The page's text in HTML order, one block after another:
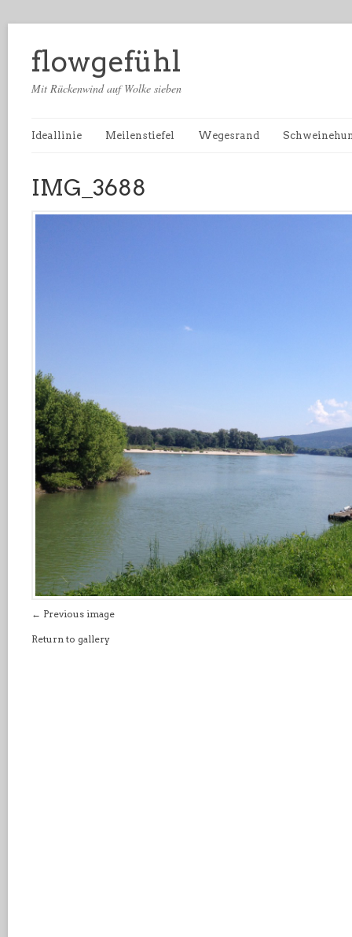
flowgefühl
Mit Rückenwind auf Wolke sieben
Ideallinie Meilenstiefel Wegesrand
IMG_3688
← Previous image
Return to gallery